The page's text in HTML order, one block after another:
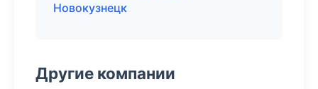
Новокузнецк
Другие компании